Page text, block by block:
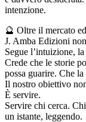
intenzione.
🔮 Oltre il mercato
J. Amba Edizioni
Segue l’intuizione,
Crede che le storie
possa guarire. Che
Il nostro obiettivo
È servire.
Servire chi cerca.
un istante, leggendo.